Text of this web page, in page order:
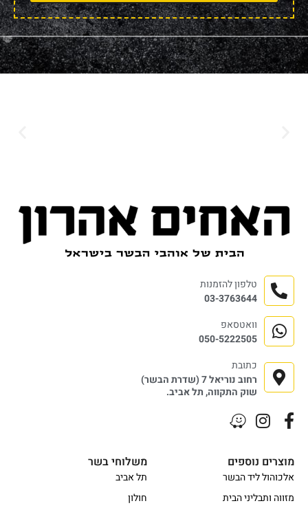
משלוחי בשר
תל אביב
חולון
מוצרים נוספים
אלכוהול ליד הבשר
מזווה ותבליני הבית
טלפון להזמנות
03-3763644
וואטסאפ
050-5222505
כתובת
רחוב נוריאל 7 (שדרת הבשר)
שוק התקווה, תל אביב.